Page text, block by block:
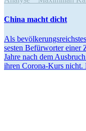
China macht dicht
Als
sesten Befür­worter
Jahre nach dem
ihren Corona-Kurs nicht.